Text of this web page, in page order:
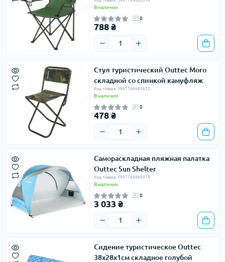
В наличии
0
788 ₴
Стул туристический Outtec Moro
складной со спинкой камуфляж
Код товара: 5907766665632
В наличии
0
478 ₴
Самораскладная пляжная палатка
Outtec Sun Shelter
Код товара: 5907766665014
В наличии
0
3 033 ₴
Сидение туристическое Outtec
38x28x1см складное голубой